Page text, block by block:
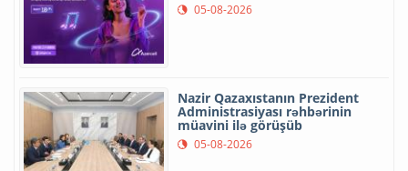
05-08-2026
Nazir Qazaxıstanın Prezident
Administrasiyası rəhbərinin
müavini ilə görüşüb
05-08-2026